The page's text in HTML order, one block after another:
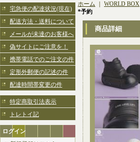
宅急便の配達状況(現在)
配送方法・送料について
メールが未達のお客様へ
偽サイトにご注意を！
携帯電話でのご注文の件
定形外郵便の記述の件
配達時間帯変更の件
特定商取引法表示
トレトイ記
ログイン
ホーム WORLD BOX
*予約
商品詳細